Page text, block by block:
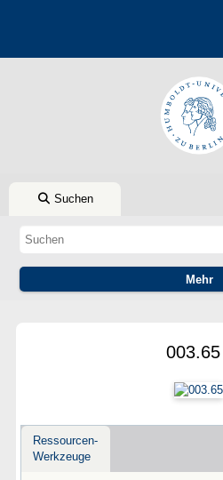
Suchen
003.65
Ressourcen-
Werkzeuge